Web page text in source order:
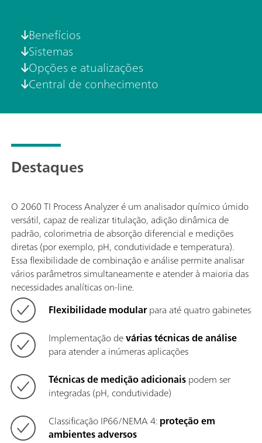
Benefícios
Sistemas
Opções e atualizações
Central de conhecimento
Destaques
O 2060 TI Process Analyzer é um analisador químico úmido
versátil, capaz de realizar titulação, adição dinâmica de
padrão, colorimetria de absorção diferencial e medições
diretas (por exemplo, pH, condutividade e temperatura).
Essa flexibilidade de combinação e análise permite analisar
vários parâmetros simultaneamente e atender à maioria das
necessidades analíticas on-line.
Flexibilidade modularpara até quatro gabinetes
Implementação devárias técnicas de análise
para atender a inúmeras aplicações
Técnicas de medição adicionaispodem ser
integradas (pH, condutividade)
Classificação IP66/NEMA 4:proteção em
ambientes adversos